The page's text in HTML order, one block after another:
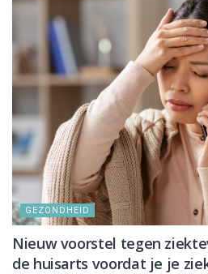
GEZONDHEID
Nieuw voorstel tegen
de huisarts voordat je je